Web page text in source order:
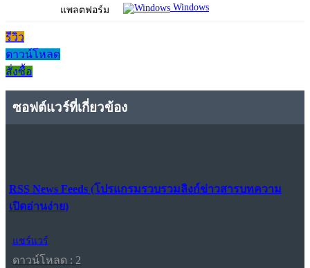
แพลตฟอร์ม Windows
รีวิว
ดาวน์โหลด
สั่งซื้อ
ซอฟต์แวร์ที่เกี่ยวข้อง
RSS News Feeds (โปรแกรมรวบรวมลิงก์ข่าวสารบทความ
เปิดอ่านง่าย)
แชร์แวร์
ดาวน์โหลด : 2